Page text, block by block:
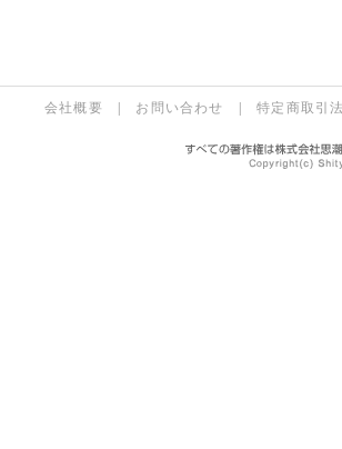
会社概要 お問い合わせ |特定商取引